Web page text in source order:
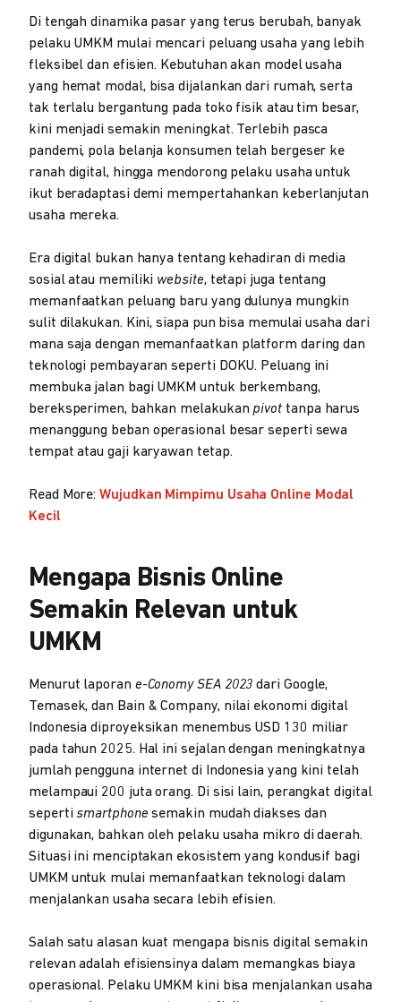
Di tengah dinamika pasar yang terus berubah, banyak
pelaku UMKM mulai mencari peluang usaha yang lebih
fleksibel dan efisien. Kebutuhan akan model usaha
yang hemat modal, bisa dijalankan dari rumah, serta
tak terlalu bergantung pada toko fisik atau tim besar,
kini menjadi semakin meningkat. Terlebih pasca
pandemi, pola belanja konsumen telah bergeser ke
ranah digital, hingga mendorong pelaku usaha untuk
ikut beradaptasi demi mempertahankan keberlanjutan
usaha mereka.
Era digital bukan hanya tentang kehadiran di media
sosial atau memiliki website, tetapi juga tentang
memanfaatkan peluang baru yang dulunya mungkin
sulit dilakukan. Kini, siapa pun bisa memulai usaha dari
mana saja dengan memanfaatkan platform daring dan
teknologi pembayaran seperti DOKU. Peluang ini
membuka jalan bagi UMKM untuk berkembang,
bereksperimen, bahkan melakukan pivot tanpa harus
menanggung beban operasional besar seperti sewa
tempat atau gaji karyawan tetap.
Read More:Wujudkan Mimpimu Usaha Online Modal
Kecil
Mengapa Bisnis Online
Semakin Relevan untuk
UMKM
Menurut laporan e-Conomy SEA 2023 dari Google,
Temasek, dan Bain & Company, nilai ekonomi digital
Indonesia diproyeksikan menembus USD 130 miliar
pada tahun 2025. Hal ini sejalan dengan meningkatnya
jumlah pengguna internet di Indonesia yang kini telah
melampaui 200 juta orang. Di sisi lain, perangkat digital
seperti smartphone semakin mudah diakses dan
digunakan, bahkan oleh pelaku usaha mikro di daerah.
Situasi ini menciptakan ekosistem yang kondusif bagi
UMKM untuk mulai memanfaatkan teknologi dalam
menjalankan usaha secara lebih efisien.
Salah satu alasan kuat mengapa bisnis digital semakin
relevan adalah efisiensinya dalam memangkas biaya
operasional. Pelaku UMKM kini bisa menjalankan usaha